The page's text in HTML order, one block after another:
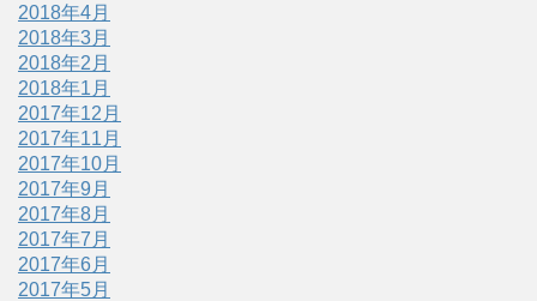
2018年4月
2018年3月
2018年2月
2018年1月
2017年12月
2017年11月
2017年10月
2017年9月
2017年8月
2017年7月
2017年6月
2017年5月